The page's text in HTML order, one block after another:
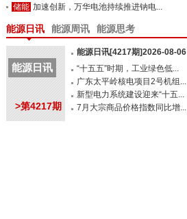
储能 加速创新，万华电池持续推进钠电...
能源日讯 能源周讯 能源思考
能源日讯
>第4217期
能源日讯[4217期]2026-08-06
“十五五”时期，工业绿色低...
广东太平岭核电项目2号机组...
新型电力系统建设迎来“十五...
7月大宗商品价格指数同比增...